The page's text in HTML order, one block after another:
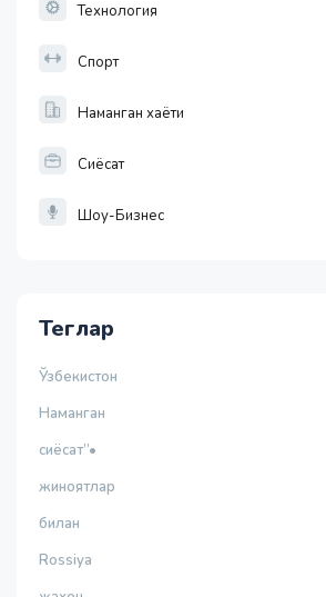
Технология
Спорт
Наманган хаёти
Сиёсат
Шоу-Бизнес
Теглар
Ўзбекистон
Наманган
сиёсат”•
жиноятлар
билан
Rossiya